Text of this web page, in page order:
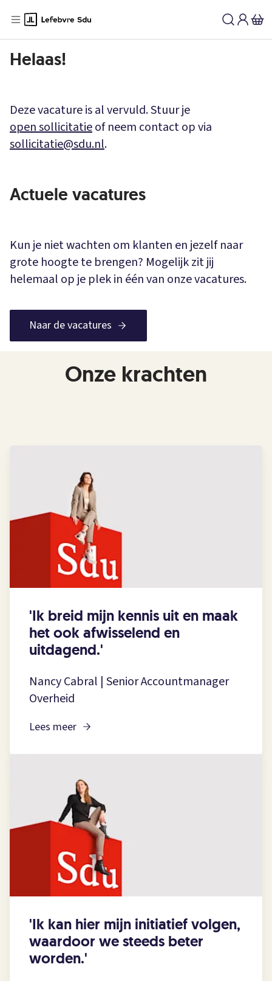
Helaas!
Deze vacature is al vervuld. Stuur je
open sollicitatieof neem contact op via
sollicitatie@sdu.nl.
Actuele vacatures
Kun je niet wachten om klanten en jezelf naar
grote hoogte te brengen? Mogelijk zit jij
helemaal op je plek in één van onze vacatures.
Naar de vacatures
Onze krachten
'Ik breid mijn kennis uit en maak
het ook afwisselend en
uitdagend.'
Nancy Cabral | Senior Accountmanager
Overheid
Lees meer
'Ik kan hier mijn initiatief volgen,
waardoor we steeds beter
worden.'